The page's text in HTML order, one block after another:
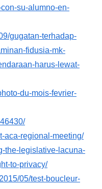
su-alumno-en-
gugatan-terhadap-
fidusia-mk-
harus-lewat-
du-mois-fevrier-
aca-regional-meeting/
the-legislative-lacuna-
to-privacy/
05/test-boucleur-